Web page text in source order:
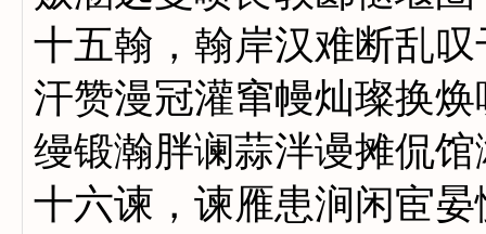
十五翰，翰岸汉难断乱
汗赞漫冠灌窜幔灿璨换
缦锻瀚胖谰蒜泮谩摊侃馆
十六谏，谏雁患涧闲宦